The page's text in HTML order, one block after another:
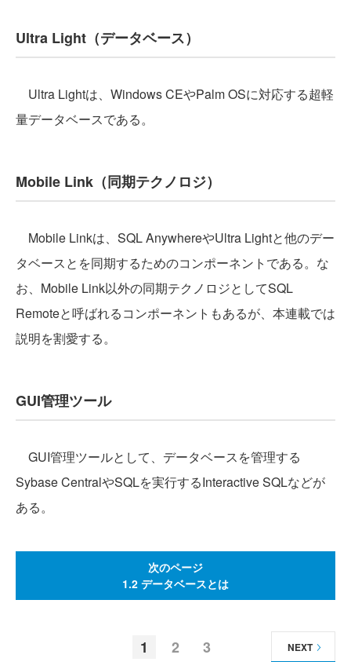
Ultra Light（データベース）
Ultra Lightは、Windows CEやPalm OSに対応する超軽
量データベースである。
Mobile Link（同期テクノロジ）
Mobile Linkは、SQL AnywhereやUltra Lightと他のデー
タベースとを同期するためのコンポーネントである。な
お、Mobile Link以外の同期テクノロジとしてSQL
Remoteと呼ばれるコンポーネントもあるが、本連載では
説明を割愛する。
GUI管理ツール
GUI管理ツールとして、データベースを管理する
Sybase CentralやSQLを実行するInteractive SQLなどが
ある。
次のページ
1.2 データベースとは
1 2 3 NEXT